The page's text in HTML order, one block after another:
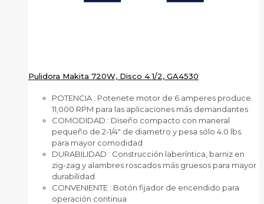
Pulidora Makita 720W, Disco 4 1/2, GA4530
POTENCIA : Potenete motor de 6 amperes produce
11,000 RPM para las aplicaciones más demandantes
COMODIDAD : Diseño compacto con maneral
pequeño de 2-1/4″ de diametro y pesa sólo 4.0 lbs.
para mayor comodidad
DURABILIDAD : Construcción laberíntica, barniz en
zig-zag y alambres roscados más gruesos para mayor
durabilidad
CONVENIENTE : Botón fijador de encendido para
operación continua